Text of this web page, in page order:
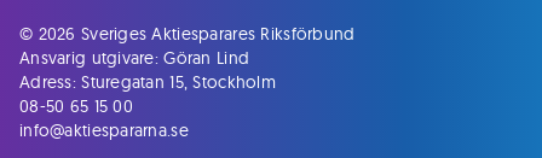
© 2026 Sveriges Aktiesparares Riksförbund
Ansvarig utgivare: Göran Lind
Adress: Sturegatan 15, Stockholm
08-50 65 15 00
info@aktiespararna.se